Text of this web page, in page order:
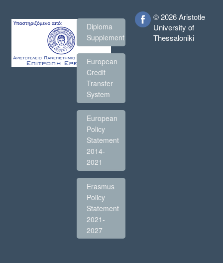
Diploma
Supplement
European
Credit
Transfer
System
European
Policy
Statement
2014-
2021
Erasmus
Policy
Statement
2021-
2027
© 2026 Aristotle
University of
Thessaloniki